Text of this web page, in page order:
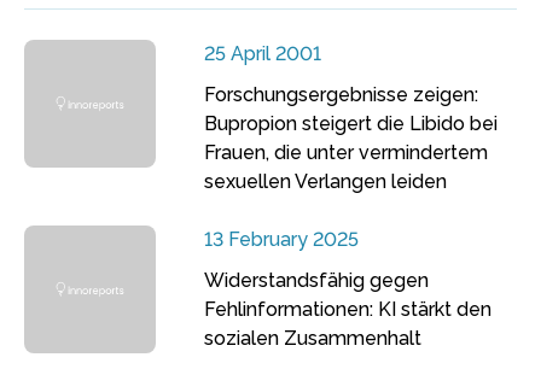
25 April 2001
Forschungsergebnisse zeigen:
Bupropion steigert die Libido bei
Frauen, die unter vermindertem
sexuellen Verlangen leiden
13 February 2025
Widerstandsfähig gegen
Fehlinformationen: KI stärkt den
sozialen Zusammenhalt